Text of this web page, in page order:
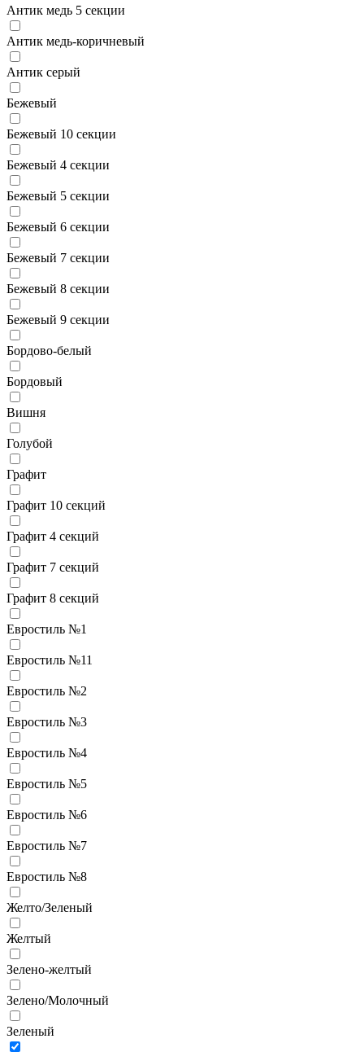
Антик медь 5 секции
Антик медь-коричневый
Антик серый
Бежевый
Бежевый 10 секции
Бежевый 4 секции
Бежевый 5 секции
Бежевый 6 секции
Бежевый 7 секции
Бежевый 8 секции
Бежевый 9 секции
Бордово-белый
Бордовый
Вишня
Голубой
Графит
Графит 10 секций
Графит 4 секций
Графит 7 секций
Графит 8 секций
Евростиль №1
Евростиль №11
Евростиль №2
Евростиль №3
Евростиль №4
Евростиль №5
Евростиль №6
Евростиль №7
Евростиль №8
Желто/Зеленый
Желтый
Зелено-желтый
Зелено/Молочный
Зеленый